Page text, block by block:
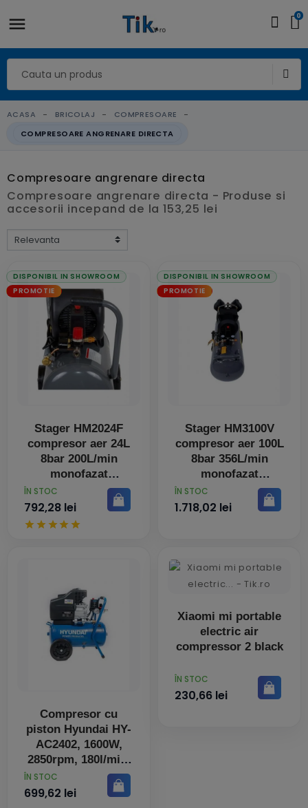
0
ACASA BRICOLAJ
COMPRESOARE
COMPRESOARE ANGRENARE DIRECTA
Compresoare angrenare directa
Compresoare angrenare directa - Produse si
accesorii incepand de la 153,25 lei
DISPONIBIL IN SHOWROOM
PROMOTIE
Stager HM2024F
compresor aer 24L
8bar 200L/min
monofazat
angrenare directa
PRET
ÎN STOC
792,28 lei
DISPONIBIL IN SHOWROOM
PROMOTIE
Stager HM3100V
compresor aer 100L
8bar 356L/min
monofazat
angrenare directa
PRET
ÎN STOC
1.718,02 lei
Compresor cu
piston Hyundai HY-
AC2402, 1600W,
2850rpm, 180l/min,
protectie la
suprasarcina
PRET
ÎN STOC
699,62 lei
Xiaomi mi portable
electric air
compressor 2 black
PRET
ÎN STOC
230,66 lei